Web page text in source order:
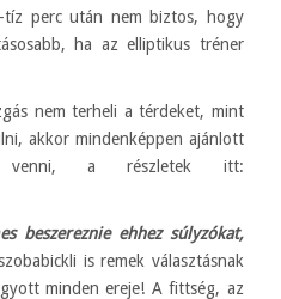
tíz perc után nem biztos, hogy
ha az elliptikus tréner
nem terheli a térdeket, mint
akkor mindenképpen ajánlott
venni, a részletek itt:
beszereznie ehhez súlyzókat,
is remek választásnak
minden ereje! A fittség, az